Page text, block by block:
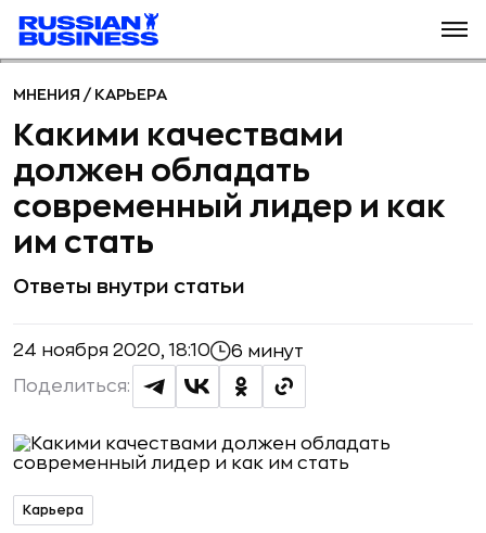
МНЕНИЯ / КАРЬЕРА
Какими качествами
должен обладать
современный лидер и как
им стать
Ответы внутри статьи
24 ноября 2020, 18:10 6 минут
Поделиться:
Карьера